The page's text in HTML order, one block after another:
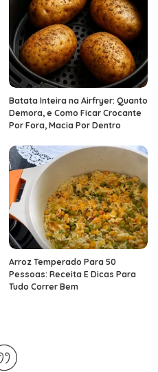
Batata Inteira na Airfryer: Quanto
Demora, e Como Ficar Crocante
Por Fora, Macia Por Dentro
Arroz Temperado Para 50
Pessoas: Receita E Dicas Para
Tudo Correr Bem